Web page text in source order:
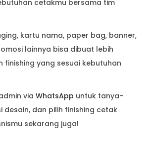
cetakmu bersama tim
kartu nama, paper bag, banner,
lainnya bisa dibuat lebih
finishing yang sesuai kebutuhan
via WhatsApp untuk tanya-
desain, dan pilih finishing cetak
sekarang juga!